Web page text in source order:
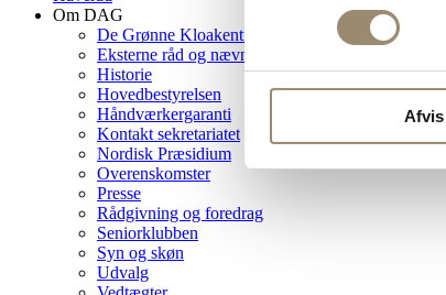
Afvis
Om DAG
De Grønne Kloakentreprenører
Eksterne råd og nævn
Historie
Hovedbestyrelsen
Håndværkergaranti
Kontakt sekretariatet
Nordisk Præsidium
Overenskomster
Presse
Rådgivning og foredrag
Seniorklubben
Syn og skøn
Udvalg